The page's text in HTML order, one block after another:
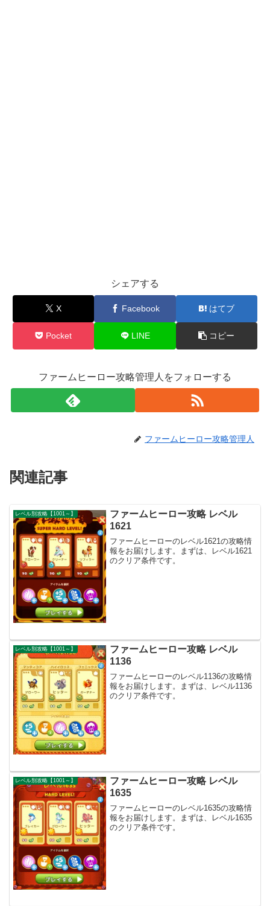
シェアする
X Facebook はてブ
Pocket LINE コピー
ファームヒーロー攻略管理人をフォローする
ファームヒーロー攻略管理人
関連記事
レベル別攻略【1001～】
ファームヒーロー攻略 レベル
1621
ファームヒーローのレベル1621の攻略情
報をお届けします。まずは、レベル1621
のクリア条件です。
レベル別攻略【1001～】
ファームヒーロー攻略 レベル
1136
ファームヒーローのレベル1136の攻略情
報をお届けします。まずは、レベル1136
のクリア条件です。
レベル別攻略【1001～】
ファームヒーロー攻略 レベル
1635
ファームヒーローのレベル1635の攻略情
報をお届けします。まずは、レベル1635
のクリア条件です。